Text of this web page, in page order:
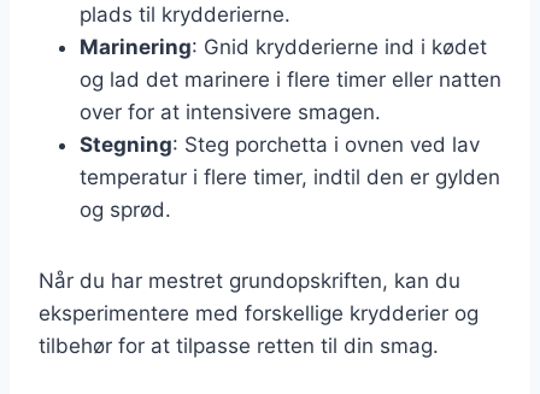
plads til krydderierne.
Marinering: Gnid krydderierne ind i kødet
og lad det marinere i flere timer eller natten
over for at intensivere smagen.
Stegning: Steg porchetta i ovnen ved lav
temperatur i flere timer, indtil den er gylden
og sprød.
Når du har mestret grundopskriften, kan du
eksperimentere med forskellige krydderier og
tilbehør for at tilpasse retten til din smag.